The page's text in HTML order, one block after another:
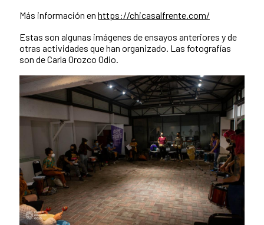
Más información en https://chicasalfrente.com/
Estas son algunas imágenes de ensayos anteriores y de
otras actividades que han organizado. Las fotografías
son de Carla Orozco Odio.